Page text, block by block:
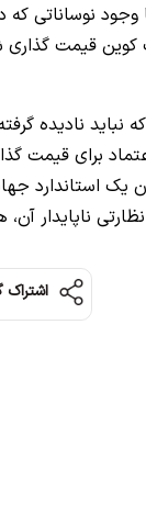
قیمت گذاری
نادیده
برای
یک استاندارد
ناپایدار آن،
اشتراک